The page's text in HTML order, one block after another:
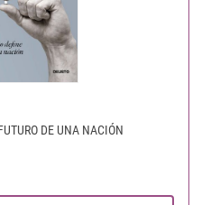
DE UNA NACIÓN